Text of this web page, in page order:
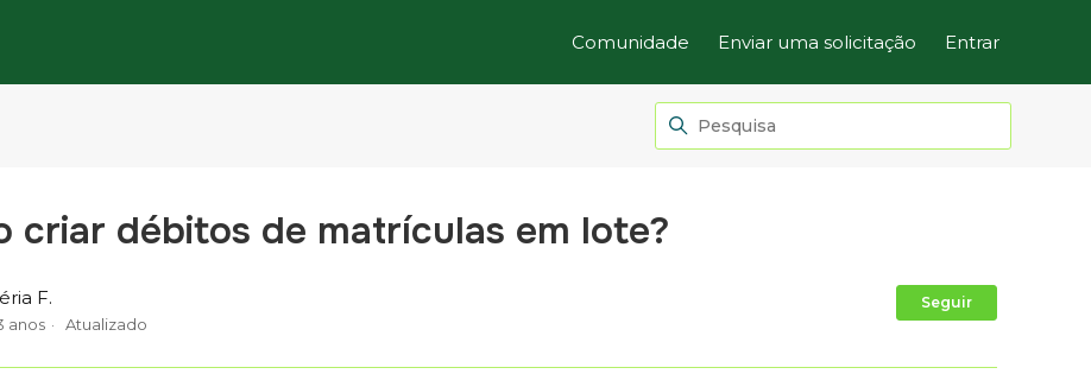
Comunidade Enviar uma solicitação Entrar
criar débitos de matrículas em lote?
F.
anos Atualizado
Seguir